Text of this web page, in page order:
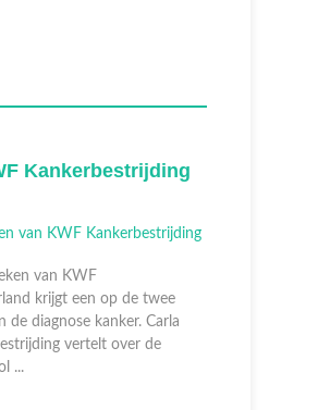
Kankerbestrijding
van KWF
krijgt een op de twee
de diagnose kanker. Carla
vertelt over de
...